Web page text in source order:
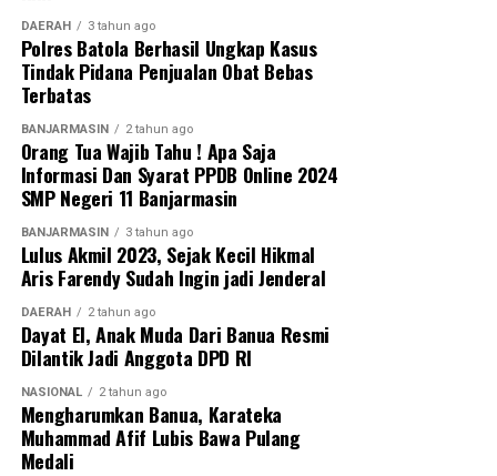
DAERAH 3 tahun ago
Polres Batola Berhasil Ungkap Kasus
Tindak Pidana Penjualan Obat Bebas
Terbatas
BANJARMASIN 2 tahun ago
Orang Tua Wajib Tahu ! Apa Saja
Informasi Dan Syarat PPDB Online 2024
SMP Negeri 11 Banjarmasin
BANJARMASIN 3 tahun ago
Lulus Akmil 2023, Sejak Kecil Hikmal
Aris Farendy Sudah Ingin jadi Jenderal
DAERAH 2 tahun ago
Dayat El, Anak Muda Dari Banua Resmi
Dilantik Jadi Anggota DPD RI
NASIONAL 2 tahun ago
Mengharumkan Banua, Karateka
Muhammad Afif Lubis Bawa Pulang
Medali